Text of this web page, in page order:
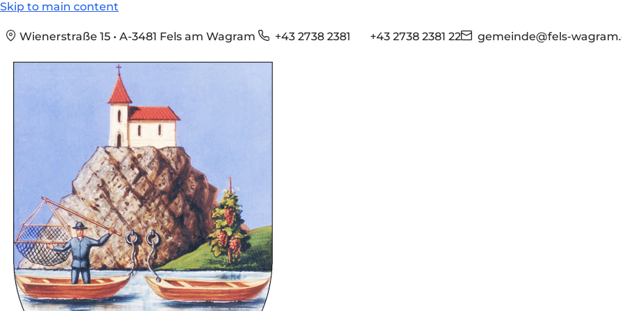
Skip to main content
Wienerstraße 15 • A-3481 Fels am Wagram +43 2738 2381 +43 2738 2381 22 gemeinde@fels-